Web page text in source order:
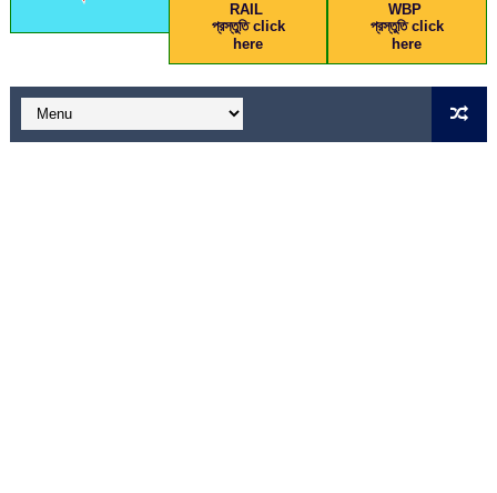
RAIL
প্রস্তুতি click
here
WBP
প্রস্তুতি click
here